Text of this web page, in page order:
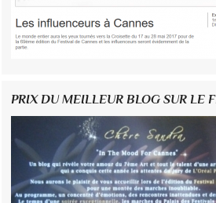
PRIX DU MEILLEUR BLOG SUR LE